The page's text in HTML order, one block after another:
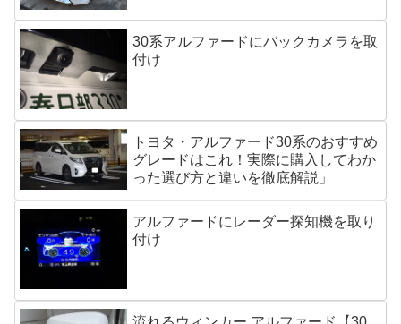
30系アルファードにバックカメラを取
付け
トヨタ・アルファード30系のおすすめ
グレードはこれ！実際に購入してわか
った選び方と違いを徹底解説」
アルファードにレーダー探知機を取り
付け